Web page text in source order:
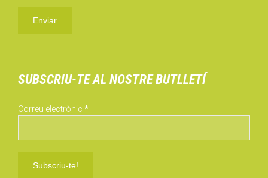
SUBSCRIU-TE AL NOSTRE BUTLLETÍ
Correu electrònic *